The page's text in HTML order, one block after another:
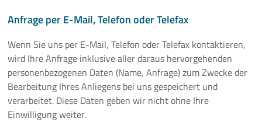
Anfrage per E-Mail, Telefon oder Telefax
Wenn Sie uns per E-Mail, Telefon oder Telefax kontaktieren,
wird Ihre Anfrage inklusive aller daraus hervorgehenden
personenbezogenen Daten (Name, Anfrage) zum Zwecke der
Bearbeitung Ihres Anliegens bei uns gespeichert und
verarbeitet. Diese Daten geben wir nicht ohne Ihre
Einwilligung weiter.